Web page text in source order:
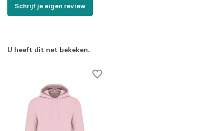
Schrijf je eigen review
U heeft dit net bekeken.